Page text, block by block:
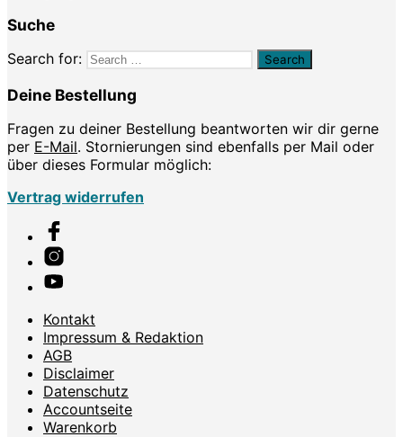
Suche
Search for:
Deine Bestellung
Fragen zu deiner Bestellung beantworten wir dir gerne
per E-Mail. Stornierungen sind ebenfalls per Mail oder
über dieses Formular möglich:
Vertrag widerrufen
Kontakt
Impressum & Redaktion
AGB
Disclaimer
Datenschutz
Accountseite
Warenkorb